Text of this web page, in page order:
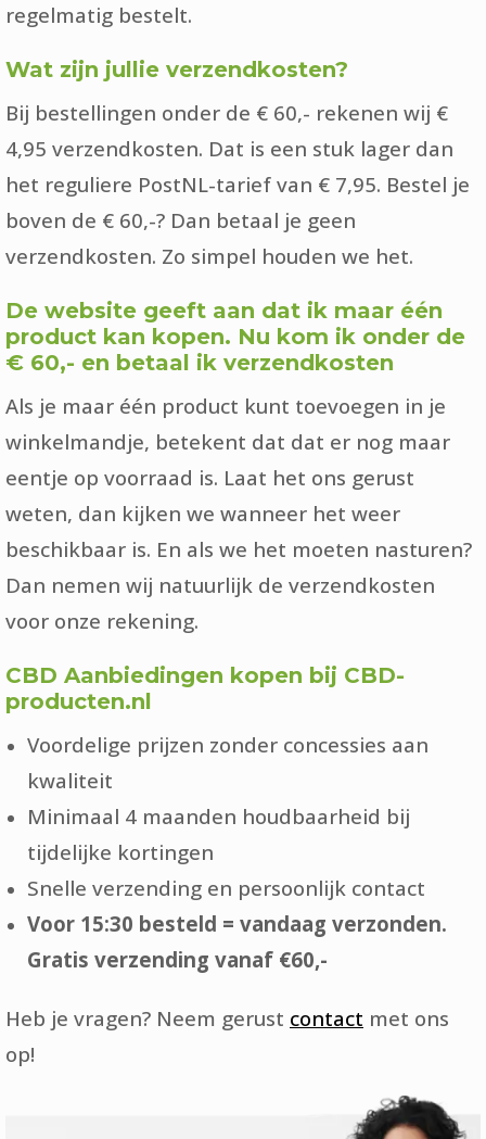
regelmatig bestelt.
Wat zijn jullie verzendkosten?
Bij bestellingen onder de € 60,- rekenen wij €
4,95 verzendkosten. Dat is een stuk lager dan
het reguliere PostNL-tarief van € 7,95. Bestel je
boven de € 60,-? Dan betaal je geen
verzendkosten. Zo simpel houden we het.
De website geeft aan dat ik maar één
product kan kopen. Nu kom ik onder de
€ 60,- en betaal ik verzendkosten
Als je maar één product kunt toevoegen in je
winkelmandje, betekent dat dat er nog maar
eentje op voorraad is. Laat het ons gerust
weten, dan kijken we wanneer het weer
beschikbaar is. En als we het moeten nasturen?
Dan nemen wij natuurlijk de verzendkosten
voor onze rekening.
CBD Aanbiedingen kopen bij CBD-
producten.nl
Voordelige prijzen zonder concessies aan
kwaliteit
Minimaal 4 maanden houdbaarheid bij
tijdelijke kortingen
Snelle verzending en persoonlijk contact
Voor 15:30 besteld = vandaag verzonden.
Gratis verzending vanaf €60,-
Heb je vragen? Neem gerust contact met ons
op!